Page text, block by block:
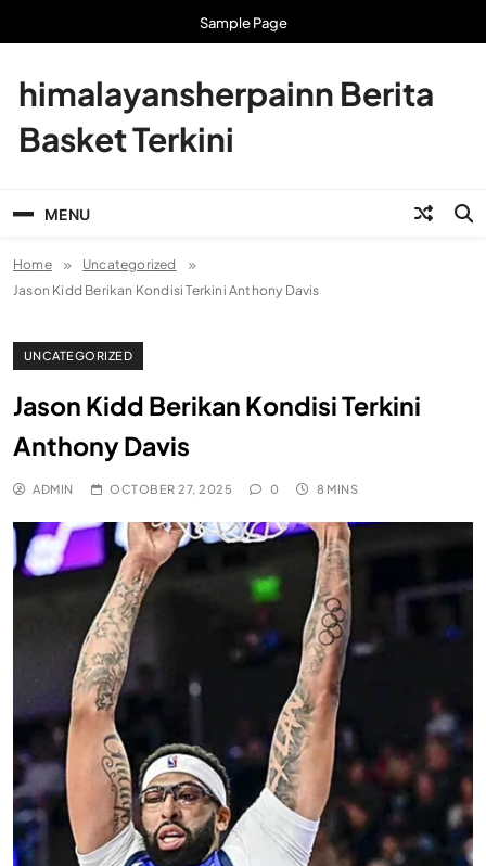
Sample Page
himalayansherpainn Berita
Basket Terkini
MENU
Home
Uncategorized
Jason Kidd Berikan Kondisi Terkini Anthony Davis
UNCATEGORIZED
Jason Kidd Berikan Kondisi Terkini
Anthony Davis
ADMIN OCTOBER 27, 2025 0 8 MINS